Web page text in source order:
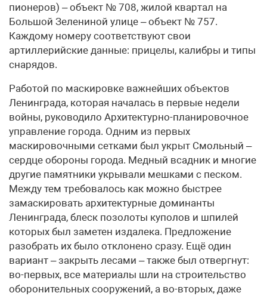
пионеров) – объект № 708, жилой квартал на
Большой Зелениной улице – объект № 757.
Каждому номеру соответствуют свои
артиллерийские данные: прицелы, калибры и типы
снарядов.
Работой по маскировке важнейших объектов
Ленинграда, которая началась в первые недели
войны, руководило Архитектурно-планировочное
управление города. Одним из первых
маскировочными сетками был укрыт Смольный –
сердце обороны города. Медный всадник и многие
другие памятники укрывали мешками с песком.
Между тем требовалось как можно быстрее
замаскировать архитектурные доминанты
Ленинграда, блеск позолоты куполов и шпилей
которых был заметен издалека. Предложение
разобрать их было отклонено сразу. Ещё один
вариант – закрыть лесами – также был отвергнут:
во-первых, все материалы шли на строительство
оборонительных сооружений, а во-вторых, даже